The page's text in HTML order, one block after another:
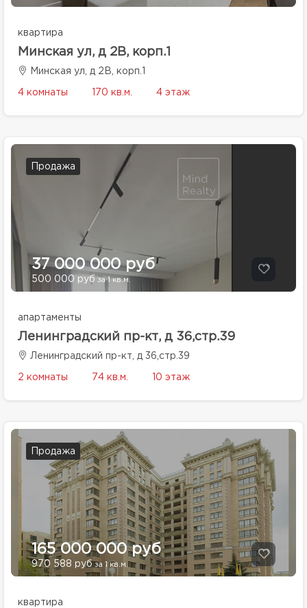
квартира
Минская ул, д 2В, корп.1
Минская ул, д 2В, корп.1
4 комнаты 170 кв.м. 4 этаж
Продажа
37 000 000 руб
500 000 руб за 1 кв.м.
апартаменты
Ленинградский пр-кт, д 36,стр.39
Ленинградский пр-кт, д 36,стр.39
2 комнаты 74 кв.м. 10 этаж
Продажа
165 000 000 руб
970 588 руб за 1 кв.м.
квартира